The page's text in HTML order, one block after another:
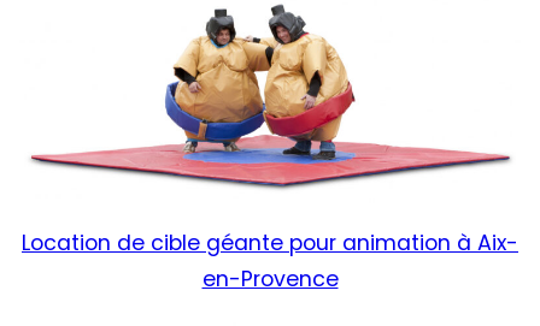
Location de cible géante pour animation à Aix-
en-Provence